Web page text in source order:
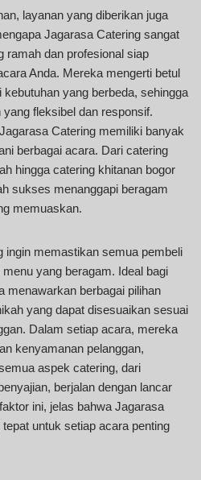
layanan yang diberikan juga
Jagarasa Catering sangat
ramah dan profesional siap
Anda. Mereka mengerti betul
yang berbeda, sehingga
fleksibel dan responsif.
Catering memiliki banyak
berbagai acara. Dari catering
hingga catering khitanan bogor
sukses menanggapi beragam
memuaskan.
ingin memastikan semua pembeli
yang beragam. Ideal bagi
menawarkan berbagai pilihan
yang dapat disesuaikan sesuai
Dalam setiap acara, mereka
kenyamanan pelanggan,
aspek catering, dari
berjalan dengan lancar
ini, jelas bahwa Jagarasa
untuk setiap acara penting